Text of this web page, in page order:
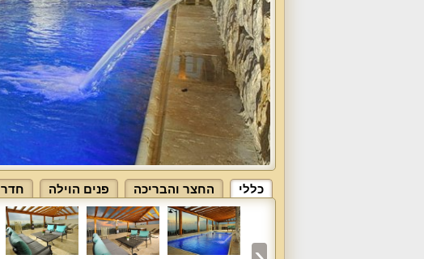
כללי החצר והבריכה פנים הוילה